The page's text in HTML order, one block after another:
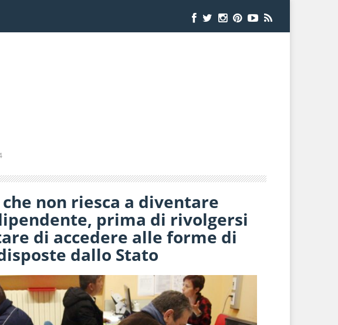
non riesca a diventare
prima di rivolgersi
di accedere alle forme di
dallo Stato